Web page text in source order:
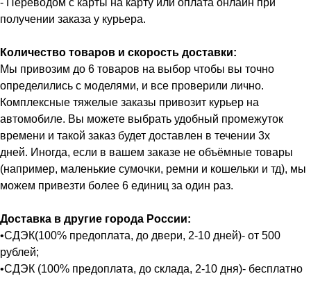
- Переводом с карты на карту или оплата онлайн при
получении заказа у курьера.
Количество товаров и скорость доставки:
Мы привозим до 6 товаров на выбор чтобы вы точно
определились с моделями, и все проверили лично.
Комплексные тяжелые заказы привозит курьер на
автомобиле. Вы можете выбрать удобный промежуток
времени и такой заказ будет доставлен в течении 3х
дней. Иногда, если в вашем заказе не объёмные товары
(например, маленькие сумочки, ремни и кошельки и тд), мы
можем привезти более 6 единиц за один раз.
Доставка в другие города России:
•СДЭК(100% предоплата, до двери, 2-10 дней)- от 500
рублей;
•СДЭК (100% предоплата, до склада, 2-10 дня)- бесплатно